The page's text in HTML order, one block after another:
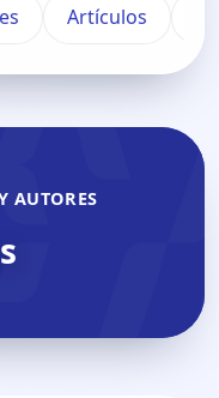
Artículos
AUTORES